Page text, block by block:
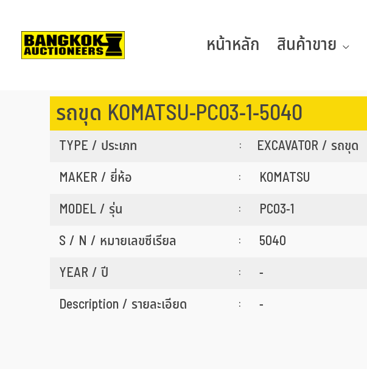
หน้าหลัก สินค้าขาย
รถขุด KOMATSU-PC03-1-5040
TYPE / ประเภท : EXCAVATOR / รถขุด
MAKER / ยี่ห้อ
:
KOMATSU
MODEL / รุ่น
:
PC03-1
S / N / หมายเลขซีเรียล
:
5040
YEAR / ปี
:
-
Description / รายละเอียด
: -